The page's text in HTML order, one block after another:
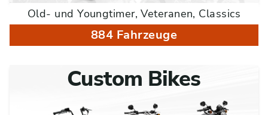
Old- und Youngtimer, Veteranen, Classics
884 Fahrzeuge
Custom Bikes